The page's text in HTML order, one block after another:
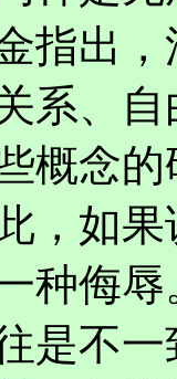
指出
系、
概念
，如
种侮
是不